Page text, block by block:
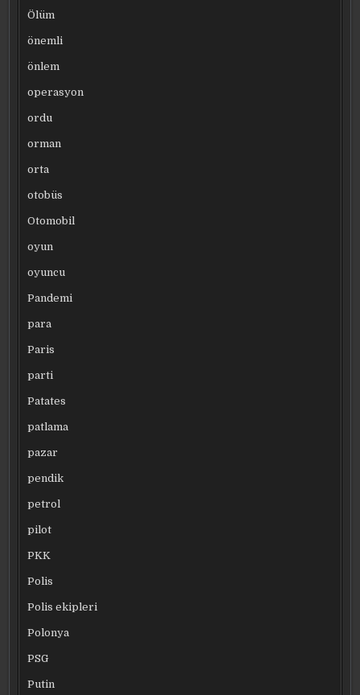
Ölüm
önemli
önlem
operasyon
ordu
orman
orta
otobüs
Otomobil
oyun
oyuncu
Pandemi
para
Paris
parti
Patates
patlama
pazar
pendik
petrol
pilot
PKK
Polis
Polis ekipleri
Polonya
PSG
Putin